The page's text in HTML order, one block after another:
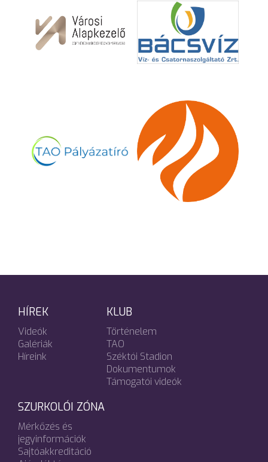
HÍREK
Videók
Galériák
Híreink
KLUB
Történelem
TAO
Széktói Stadion
Dokumentumok
Támogatói videók
SZURKOLÓI ZÓNA
Mérkőzés és
jegyinformációk
Sajtóakkreditáció